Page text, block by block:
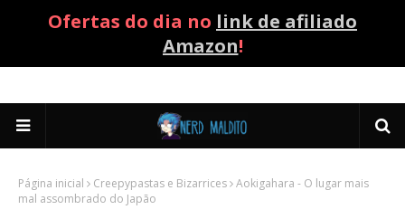
Ofertas do dia no link de afiliado
Amazon!
Página inicial Creepypastas e Bizarrices Aokigahara - O lugar mais
mal assombrado do Japão